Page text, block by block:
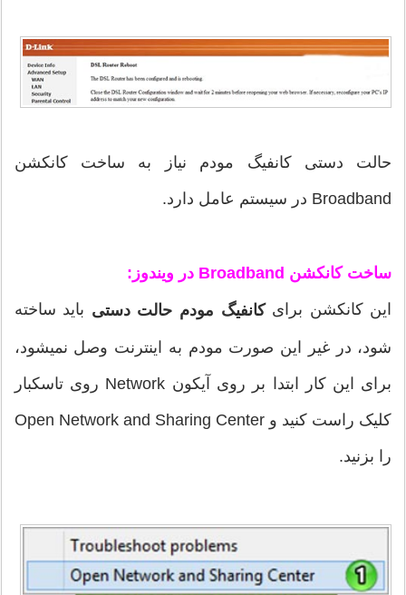
حالت دستی کانفیگ مودم نیاز به ساخت کانکشن
Broadband در سیستم عامل دارد.
ساخت کانکشن Broadband در ویندوز:
این کانکشن برایکانفیگ مودم حالت دستی باید ساخته
شود، در غیر این صورت مودم به اینترنت وصل نمیشود،
برای این کار ابتدا بر روی آیکون Network روی تاسکبار
کلیک راست کنید و Open Network and Sharing Center
را بزنید.